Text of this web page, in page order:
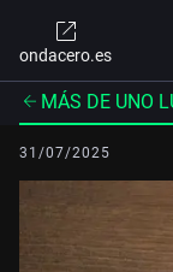
ondacero.es
MÁS DE UNO
31/07/2025